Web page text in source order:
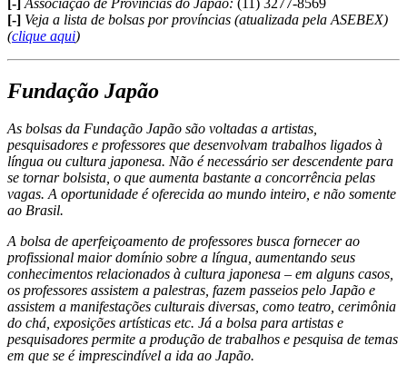
[-] Veja a lista de bolsas por províncias (atualizada pela ASEBEX)
(clique aqui)
Fundação Japão
As bolsas da Fundação Japão são voltadas a artistas,
pesquisadores e professores que desenvolvam trabalhos ligados à
língua ou cultura japonesa. Não é necessário ser descendente para
se tornar bolsista, o que aumenta bastante a concorrência pelas
vagas. A oportunidade é oferecida ao mundo inteiro, e não somente
ao Brasil.
A bolsa de aperfeiçoamento de professores busca fornecer ao
profissional maior domínio sobre a língua, aumentando seus
conhecimentos relacionados à cultura japonesa – em alguns casos,
os professores assistem a palestras, fazem passeios pelo Japão e
assistem a manifestações culturais diversas, como teatro, cerimônia
do chá, exposições artísticas etc. Já a bolsa para artistas e
pesquisadores permite a produção de trabalhos e pesquisa de temas
em que se é imprescindível a ida ao Japão.